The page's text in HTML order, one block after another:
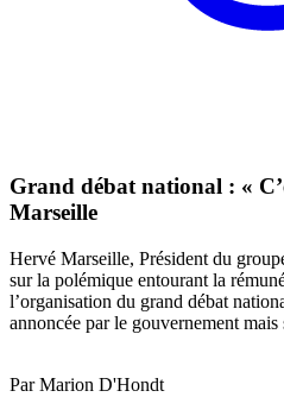
Grand débat national : «
Marseille
Hervé Marseille, Président du
sur la polémique entourant la
l’organisation du grand débat
annoncée par le gouvernement mais
Par Marion D'Hondt